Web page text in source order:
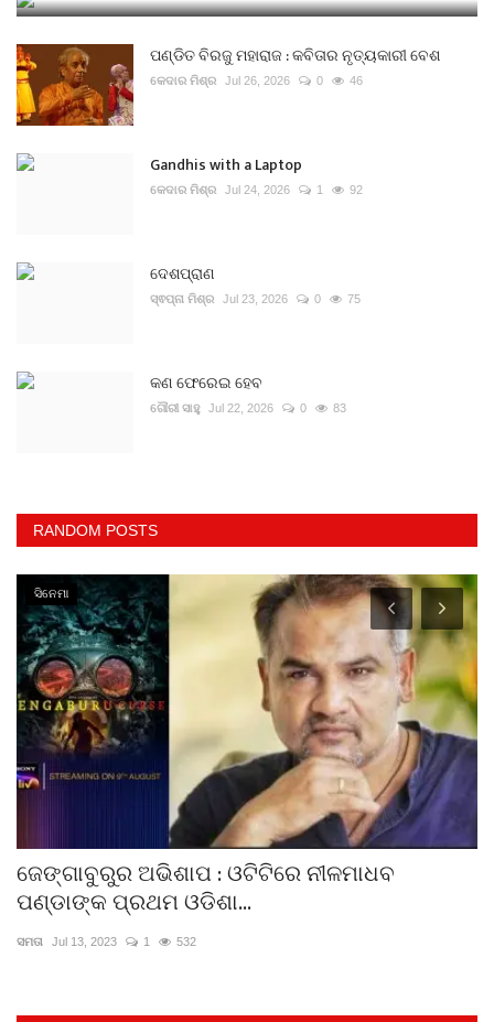
ପଣ୍ଡିତ ବିରଜୁ ମହାରାଜ : କବିତାର ନୃତ୍ୟକାରୀ ବେଶ
କେଦାର ମିଶ୍ର Jul 26, 2026 0 46
Gandhis with a Laptop
କେଦାର ମିଶ୍ର Jul 24, 2026 1 92
ଦେଶପ୍ରାଣ
ସ୍ଵପ୍ନା ମିଶ୍ର Jul 23, 2026 0 75
କଣ ଫେରେଇ ହେବ
ଗୌରୀ ସାହୁ Jul 22, 2026 0 83
RANDOM POSTS
ସିନେମା
ଜେଙ୍ଗାବୁରୁର ଅଭିଶାପ : ଓଟିଟିରେ ନୀଳମାଧବ
ପଣ୍ଡାଙ୍କ ପ୍ରଥମ ଓଡିଶା...
ସମତା Jul 13, 2023 1 532